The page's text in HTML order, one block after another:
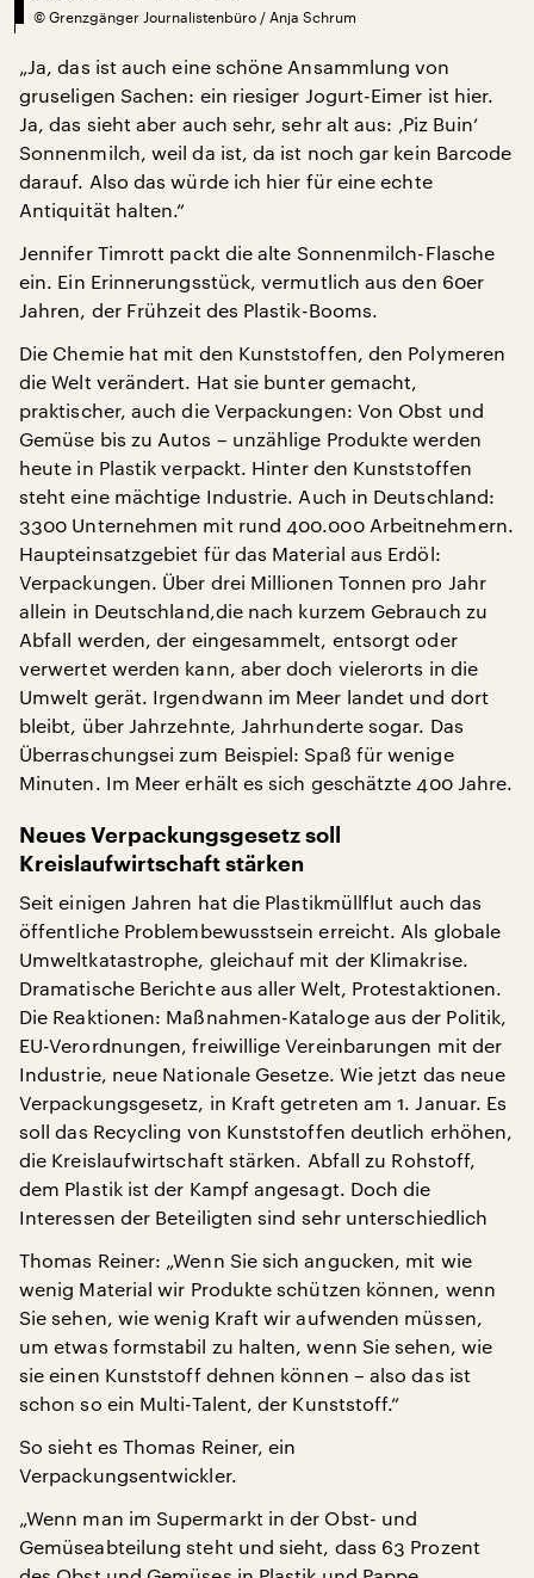
© Grenzgänger Journalistenbüro / Anja Schrum
„Ja, das ist auch eine schöne Ansammlung von
gruseligen Sachen: ein riesiger Jogurt-Eimer ist hier.
Ja, das sieht aber auch sehr, sehr alt aus: ‚Piz Buin‘
Sonnenmilch, weil da ist, da ist noch gar kein Barcode
darauf. Also das würde ich hier für eine echte
Antiquität halten.“
Jennifer Timrott packt die alte Sonnenmilch-Flasche
ein. Ein Erinnerungsstück, vermutlich aus den 60er
Jahren, der Frühzeit des Plastik-Booms.
Die Chemie hat mit den Kunststoffen, den Polymeren
die Welt verändert. Hat sie bunter gemacht,
praktischer, auch die Verpackungen: Von Obst und
Gemüse bis zu Autos – unzählige Produkte werden
heute in Plastik verpackt. Hinter den Kunststoffen
steht eine mächtige Industrie. Auch in Deutschland:
3300 Unternehmen mit rund 400.000 Arbeitnehmern.
Haupteinsatzgebiet für das Material aus Erdöl:
Verpackungen. Über drei Millionen Tonnen pro Jahr
allein in Deutschland,die nach kurzem Gebrauch zu
Abfall werden, der eingesammelt, entsorgt oder
verwertet werden kann, aber doch vielerorts in die
Umwelt gerät. Irgendwann im Meer landet und dort
bleibt, über Jahrzehnte, Jahrhunderte sogar. Das
Überraschungsei zum Beispiel: Spaß für wenige
Minuten. Im Meer erhält es sich geschätzte 400 Jahre.
Neues Verpackungsgesetz soll
Kreislaufwirtschaft stärken
Seit einigen Jahren hat die Plastikmüllflut auch das
öffentliche Problembewusstsein erreicht. Als globale
Umweltkatastrophe, gleichauf mit der Klimakrise.
Dramatische Berichte aus aller Welt, Protestaktionen.
Die Reaktionen: Maßnahmen-Kataloge aus der Politik,
EU-Verordnungen, freiwillige Vereinbarungen mit der
Industrie, neue Nationale Gesetze. Wie jetzt das neue
Verpackungsgesetz, in Kraft getreten am 1. Januar. Es
soll das Recycling von Kunststoffen deutlich erhöhen,
die Kreislaufwirtschaft stärken. Abfall zu Rohstoff,
dem Plastik ist der Kampf angesagt. Doch die
Interessen der Beteiligten sind sehr unterschiedlich
Thomas Reiner: „Wenn Sie sich angucken, mit wie
wenig Material wir Produkte schützen können, wenn
Sie sehen, wie wenig Kraft wir aufwenden müssen,
um etwas formstabil zu halten, wenn Sie sehen, wie
sie einen Kunststoff dehnen können – also das ist
schon so ein Multi-Talent, der Kunststoff.“
So sieht es Thomas Reiner, ein
Verpackungsentwickler.
„Wenn man im Supermarkt in der Obst- und
Gemüseabteilung steht und sieht, dass 63 Prozent